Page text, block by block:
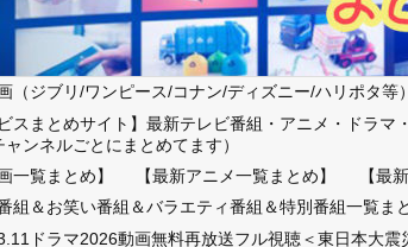
（ジブリ/ワンピース/コナン/ディズニー/ハリポタ等
スまとめサイト】最新テレビ番組・アニメ・ドラ
ンネルごとにまとめてます）
一覧まとめ】
【最新アニメ一覧まとめ】
【最
組＆お笑い番組＆バラエティ番組＆特別番組一覧まと
ドラマ2026動画無料再放送フル視聴＜東日本大